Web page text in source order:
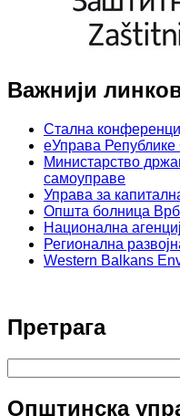
Важнији
Стална
еУправа Републике
Министарство
самоуправе
Управа за
Општа болница
Национална
Регионална
Western Balkans
Претрага
Општинска